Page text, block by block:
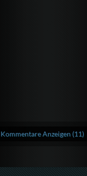
Kommentare Anzeigen (11)